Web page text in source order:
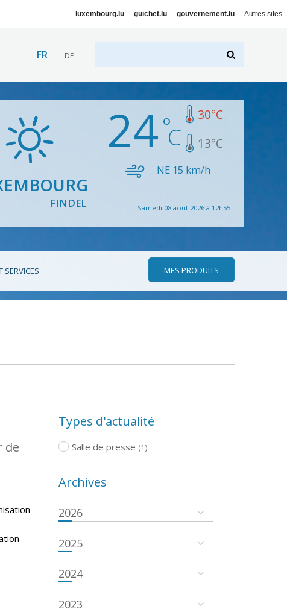
luxembourg.lu guichet.lu gouvernement.lu Autres sites
FR DE
FINDEL
24 30°C
13°C
NE 15 km/h
Samedi 08 août 2026 à 12h55
SERVICES MES PRODUITS
de
Types d'actualité
Salle de presse (1)
Archives
2026
2025
2024
2023